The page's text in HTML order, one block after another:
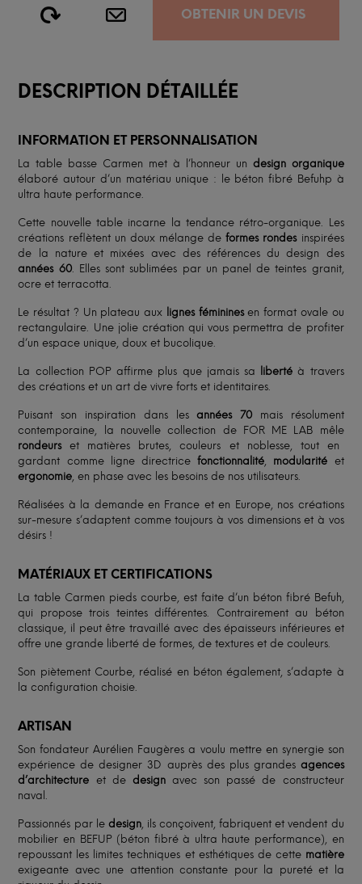
OBTENIR UN DEVIS
DESCRIPTION DÉTAILLÉE
INFORMATION ET PERSONNALISATION
La table basse Carmen met à l’honneur un design organique
élaboré autour d’un matériau unique : le béton fibré Befuhp à
ultra haute performance.
Cette nouvelle table incarne la tendance rétro-organique. Les
créations reflètent un doux mélange deformes rondesinspirées
de la nature et mixées avec des références du design des
années 60. Elles sont sublimées par un panel de teintes granit,
ocre et terracotta.
Le résultat ? Un plateau aux lignes fémininesen format ovale ou
rectangulaire. Une jolie création qui vous permettra de profiter
d’un espace unique, doux et bucolique.
La collection POP affirme plus que jamais sa liberté à travers
des créations et un art de vivre forts et identitaires.
Puisant son inspiration dans lesannées 70 mais résolument
contemporaine, la nouvelle collection de FOR ME LAB mêle
rondeurset matières brutes, couleurs et noblesse, tout en
gardant comme ligne directricefonctionnalité, modularité et
ergonomie, en phase avec les besoins de nos utilisateurs.
Réalisées à la demande en France et en Europe, nos créations
sur-mesure s’adaptent comme toujours à vos dimensions et à vos
désirs !
MATÉRIAUX ET CERTIFICATIONS
La table Carmen pieds courbe, est faite d’un béton fibré Befuh,
qui propose trois teintes différentes. Contrairement au béton
classique, il peut être travaillé avec des épaisseurs inférieures et
offre une grande liberté de formes, de textures et de couleurs.
Son piètement Courbe, réalisé en béton également, s’adapte à
la configuration choisie.
ARTISAN
Son fondateur Aurélien Faugères a voulu mettre en synergie son
expérience de designer 3D auprès des plus grandes agences
d’architecture et de designavec son passé de constructeur
naval.
Passionnés par le design, ils conçoivent, fabriquent et vendent du
mobilier en BEFUP (béton fibré à ultra haute performance), en
repoussant les limites techniques et esthétiques de cette matière
exigeante avec une attention constante pour la pureté et la